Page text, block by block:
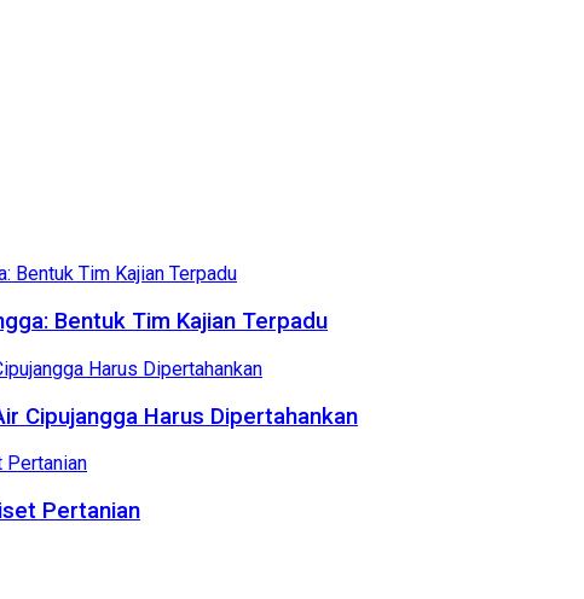
Bentuk Tim Kajian Terpadu
Cipujangga Harus Dipertahankan
Pertanian